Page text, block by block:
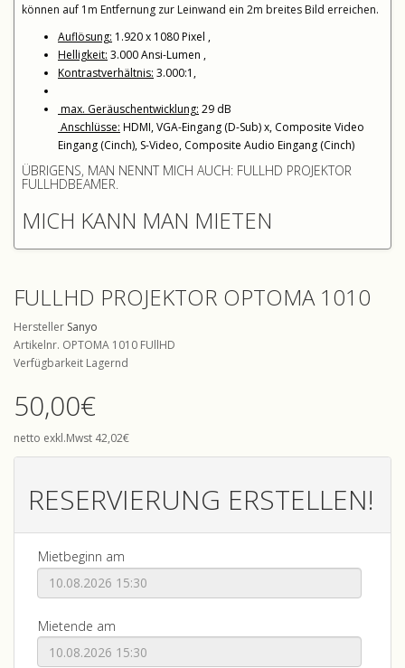
können auf 1m Entfernung zur Leinwand ein 2m breites Bild erreichen.
Auflösung: 1.920 x 1080 Pixel ,
Helligkeit: 3.000 Ansi-Lumen ,
Kontrastverhältnis: 3.000:1,
max. Geräuschentwicklung: 29 dB
Anschlüsse: HDMI, VGA-Eingang (D-Sub) x, Composite Video
Eingang (Cinch), S-Video, Composite Audio Eingang (Cinch)
ÜBRIGENS, MAN NENNT MICH AUCH: FULLHD PROJEKTOR
FULLHDBEAMER.
MICH KANN MAN MIETEN
FULLHD PROJEKTOR OPTOMA 1010
Hersteller Sanyo
Artikelnr. OPTOMA 1010 FUllHD
Verfügbarkeit Lagernd
50,00€
netto exkl.Mwst 42,02€
RESERVIERUNG ERSTELLEN!
Mietbeginn am
Mietende am